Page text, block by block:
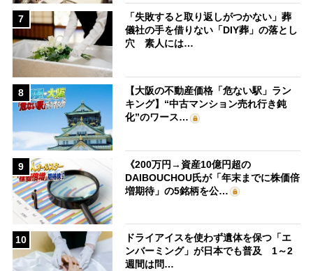
7
「失敗すると取り返しがつかない」葬
儀社の手を借りない「DIY葬」の落とし
穴 素人には…
8
【大阪の不動産価格「危ない駅」ラン
キング】“中古マンション売れ行き鈍
化”のワース…
9
《200万円→資産10億円超の
DAIBOUCHOU氏が「年末までに株価倍
増期待」の5銘柄を公…
10
ドライアイスを使わず遺体を保つ「エ
ンバーミング」が日本でも普及 1～2
週間は問…